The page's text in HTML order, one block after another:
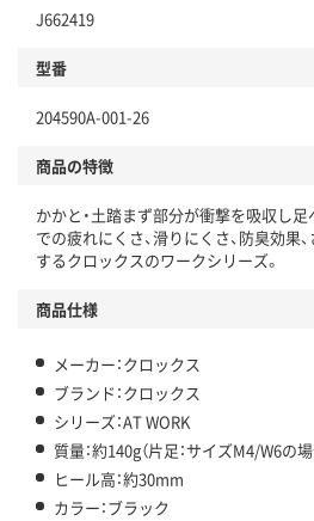
J662419
型番
204590A-001-26
商品の特徴
かかと・土踏まず部分が衝撃を吸収し
での疲れにくさ、滑りにくさ、防臭効果
するクロックスのワークシリーズ。
商品仕様
メーカー：クロックス
ブランド：クロックス
シリーズ：AT WORK
質量：約140g（片足：サイズM4/W6の場
ヒール高：約30mm
カラー：ブラック